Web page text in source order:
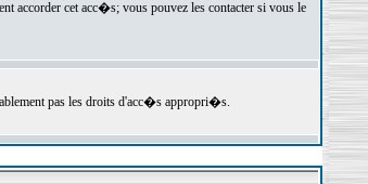
accorder cet acc�s; vous pouvez les contacter si vous le
pas les droits d'acc�s appropri�s.